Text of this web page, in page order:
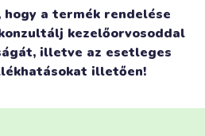
hogy a termék rendelése
kezelőorvosoddal
illetve az esetleges
illetően!